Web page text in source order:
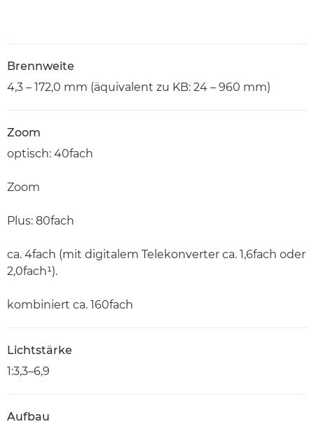
Brennweite
4,3 – 172,0 mm (äquivalent zu KB: 24 – 960 mm)
Zoom
optisch: 40fach
Zoom
Plus: 80fach
ca. 4fach (mit digitalem Telekonverter ca. 1,6fach oder
2,0fach¹).
kombiniert ca. 160fach
Lichtstärke
1:3,3–6,9
Aufbau